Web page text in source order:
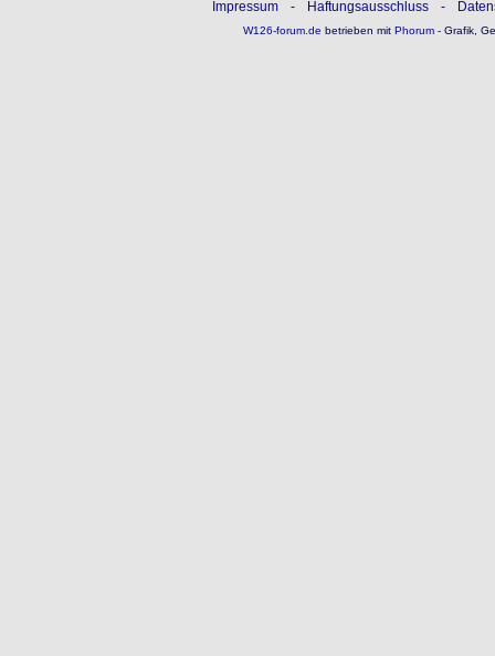
Impressum - Haftungsausschluss -
W126-forum.de betrieben mitPhorum- Grafik,